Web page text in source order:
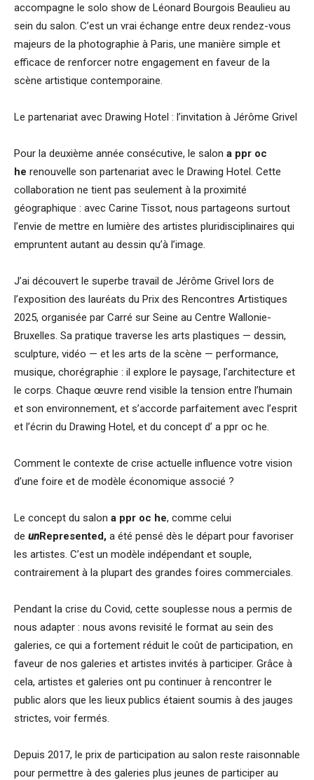
accompagne le solo show de Léonard Bourgois Beaulieu au
sein du salon. C’est un vrai échange entre deux rendez-vous
majeurs de la photographie à Paris, une manière simple et
efficace de renforcer notre engagement en faveur de la
scène artistique contemporaine.
Le partenariat avec Drawing Hotel : l’invitation à Jérôme Grivel
Pour la deuxième année consécutive, le salon a ppr oc
he renouvelle son partenariat avec le Drawing Hotel. Cette
collaboration ne tient pas seulement à la proximité
géographique : avec Carine Tissot, nous partageons surtout
l’envie de mettre en lumière des artistes pluridisciplinaires qui
empruntent autant au dessin qu’à l’image.
J’ai découvert le superbe travail de Jérôme Grivel lors de
l’exposition des lauréats du Prix des Rencontres Artistiques
2025, organisée par Carré sur Seine au Centre Wallonie-
Bruxelles. Sa pratique traverse les arts plastiques — dessin,
sculpture, vidéo — et les arts de la scène — performance,
musique, chorégraphie : il explore le paysage, l’architecture et
le corps. Chaque œuvre rend visible la tension entre l’humain
et son environnement, et s’accorde parfaitement avec l’esprit
et l’écrin du Drawing Hotel, et du concept d’ a ppr oc he.
Comment le contexte de crise actuelle influence votre vision
d’une foire et de modèle économique associé ?
Le concept du salon a ppr oc he, comme celui
de unRepresented, a été pensé dès le départ pour favoriser
les artistes. C’est un modèle indépendant et souple,
contrairement à la plupart des grandes foires commerciales.
Pendant la crise du Covid, cette souplesse nous a permis de
nous adapter : nous avons revisité le format au sein des
galeries, ce qui a fortement réduit le coût de participation, en
faveur de nos galeries et artistes invités à participer. Grâce à
cela, artistes et galeries ont pu continuer à rencontrer le
public alors que les lieux publics étaient soumis à des jauges
strictes, voir fermés.
Depuis 2017, le prix de participation au salon reste raisonnable
pour permettre à des galeries plus jeunes de participer au